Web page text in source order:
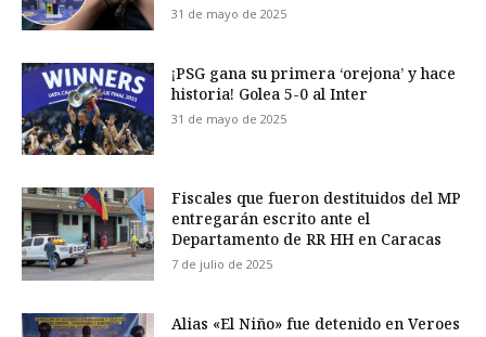
31 de mayo de 2025
¡PSG gana su primera ‘orejona’ y hace
historia! Golea 5-0 al Inter
31 de mayo de 2025
Fiscales que fueron destituidos del MP
entregarán escrito ante el
Departamento de RR HH en Caracas
7 de julio de 2025
Alias «El Niño» fue detenido en Veroes